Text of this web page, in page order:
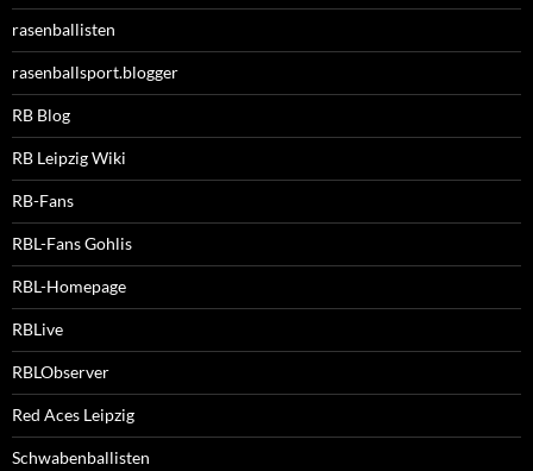
rasenballisten
rasenballsport.blogger
RB Blog
RB Leipzig Wiki
RB-Fans
RBL-Fans Gohlis
RBL-Homepage
RBLive
RBLObserver
Red Aces Leipzig
Schwabenballisten